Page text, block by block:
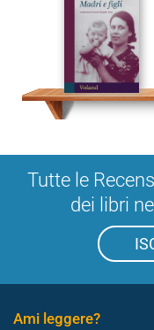
Tutte le
dei libri
Ami leggere?